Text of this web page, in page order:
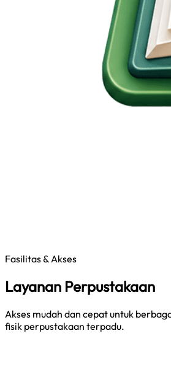
Fasilitas & Akses
Layanan Perpustakaan
Akses mudah dan cepat untuk
fisik perpustakaan terpadu.